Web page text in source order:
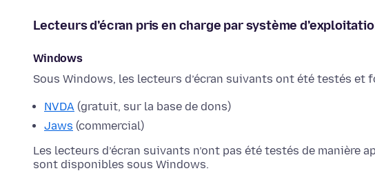
Lecteurs d’écran pris en charge par système
Windows
Sous Windows, les lecteurs d’écran suivants ont été testés et
NVDA (gratuit, sur la base de dons)
Jaws (commercial)
Les lecteurs d’écran suivants n’ont pas été testés de manière
sont disponibles sous Windows.